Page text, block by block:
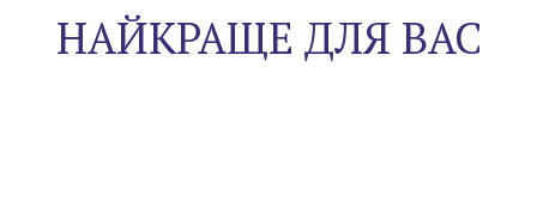
НАЙКРАЩЕ ДЛЯ ВАС